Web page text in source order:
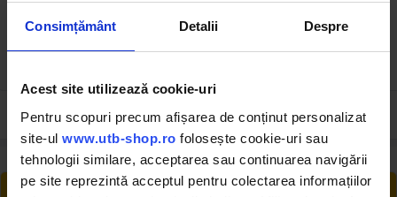
Consimțământ Detalii Despre
Acest site utilizează cookie-uri
Pentru scopuri precum afișarea de conținut personalizat
site-ul www.utb-shop.ro folosește cookie-uri sau
tehnologii similare, acceptarea sau continuarea navigării
pe site reprezintă acceptul pentru colectarea informațiilor
(5)
3.47 RON
RETUR EXTINS